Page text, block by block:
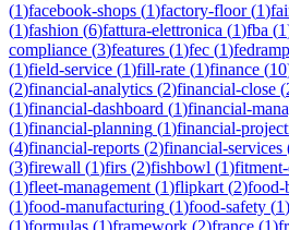
(1)facebook-shops (1)factory-floor(1)
(1)fashion (6)fattura-elettronica (1)fba (1
compliance (3)features (1)fec (1)fedramp
(1)field-service (1)fill-rate (1)finance (10
(2)financial-analytics (2)financial-close (
(1)financial-dashboard (1)financial-
(1)financial-planning (1)financial-
(4)financial-reports (2)financial-services
(3)firewall (1)firs (2)fishbowl (1)fitment-
(1)fleet-management (1)flipkart (2)food-
(1)food-manufacturing (1)food-safety (1)
(1)formulas (1)framework (2)france (1)